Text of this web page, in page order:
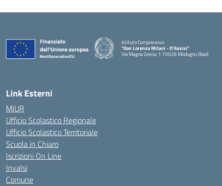
Istituto Comprensivo
"Don Lorenzo Milani - D’Assisi"
Via Magna Grecia, 1 70026 Modugno (Bari)
— Visita la pagina iniziale della scuola
Link Esterni
MIUR
Ufficio Scolastico Regionale
Ufficio Scolastico Territoriale
Scuola in Chiaro
Iscrizioni On Line
Invalsi
Comune